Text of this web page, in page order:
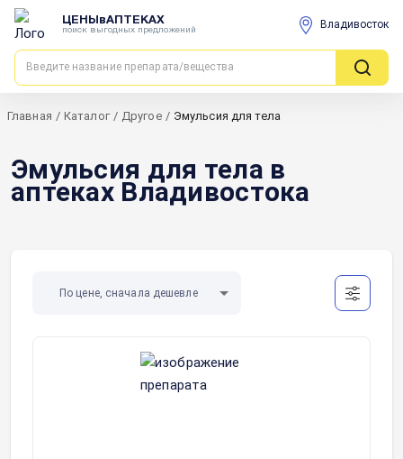
ЦЕНЫвАПТЕКАХ
поиск выгодных предложений Владивосток
Главная / Каталог / Другое / Эмульсия для тела
Эмульсия для тела в
аптеках Владивостока
По цене, сначала дешевле